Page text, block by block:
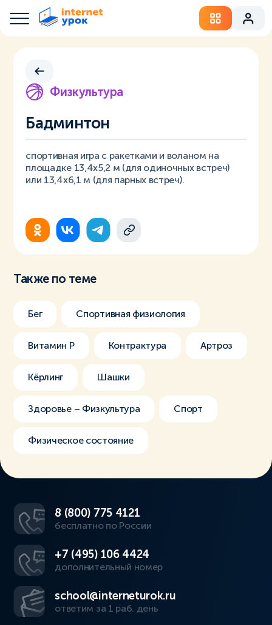
Физкультура
Бадминтон
спортивная игра с ракетками и воланом на
площадке 13,4х5,2 м (для одиночных встреч)
или 13,4х6,1 м (для парных встреч).
Также по теме
Бег Спортивная физиология
Витамин Р Контрактура Артроз
Кёрлинг Шашки
Здоровье – Физкультура Спорт
Физическое состояние
8 (800) 775 4121
бесплатно по России
+7 (495) 106 4424
дополнительный номер
school@interneturok.ru
ответим за 1 раб. день